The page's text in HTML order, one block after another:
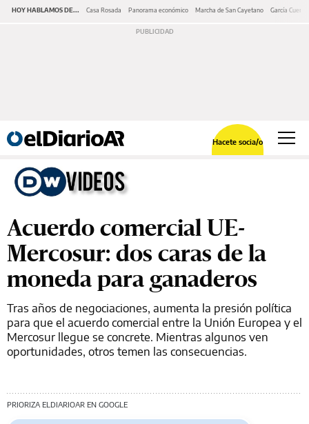
HOY HABLAMOS DE... Casa Rosada Panorama económico Marcha de San Cayetano García Cuerva
Hacete socia/o
Acuerdo comercial UE-
Mercosur: dos caras de la
moneda para ganaderos
Tras años de negociaciones, aumenta la presión política
para que el acuerdo comercial entre la Unión Europea y el
Mercosur llegue se concrete. Mientras algunos ven
oportunidades, otros temen las consecuencias.
PRIORIZA ELDIARIOAR EN GOOGLE